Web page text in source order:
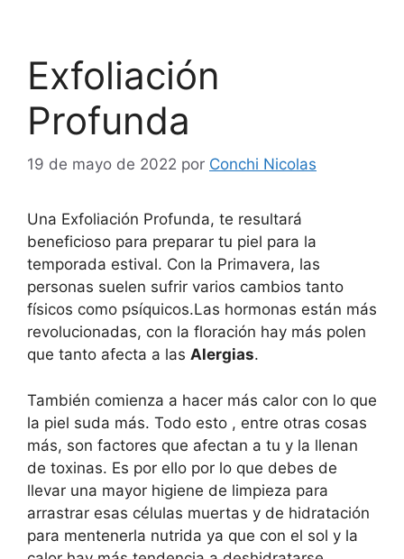
Exfoliación
Profunda
19 de mayo de 2022 por Conchi Nicolas
Una Exfoliación Profunda, te resultará
beneficioso para preparar tu piel para la
temporada estival. Con la Primavera, las
personas suelen sufrir varios cambios tanto
físicos como psíquicos.Las hormonas están más
revolucionadas, con la floración hay más polen
que tanto afecta a las Alergias.
También comienza a hacer más calor con lo que
la piel suda más. Todo esto , entre otras cosas
más, son factores que afectan a tu y la llenan
de toxinas. Es por ello por lo que debes de
llevar una mayor higiene de limpieza para
arrastrar esas células muertas y de hidratación
para mentenerla nutrida ya que con el sol y la